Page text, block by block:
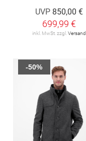
UVP 850,00 €
699,99 €
inkl. MwSt. zzgl. Versand
-50%